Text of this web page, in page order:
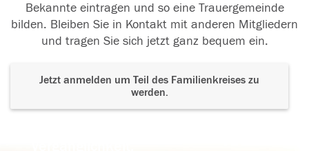
Bekannte eintragen und so eine Trauergemeinde
bilden. Bleiben Sie in Kontakt mit anderen Mitgliedern
und tragen Sie sich jetzt ganz bequem ein.
Jetzt anmelden um Teil des Familienkreises zu
werden.